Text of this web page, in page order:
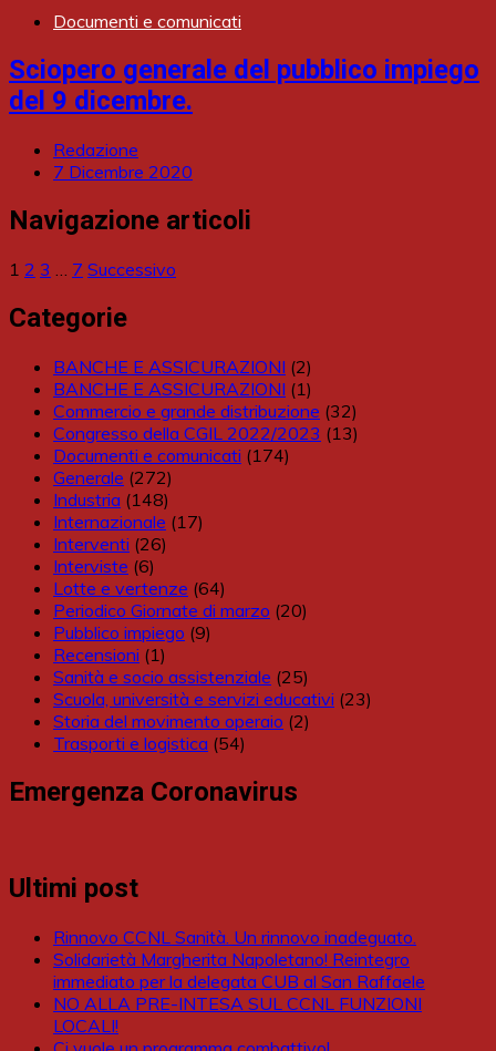
Documenti e comunicati
Sciopero generale del pubblico impiego
del 9 dicembre.
Redazione
7 Dicembre 2020
Navigazione articoli
1 2 3 7 Successivo
Categorie
BANCHE E ASSICURAZIONI (2)
BANCHE E ASSICURAZIONI (1)
Commercio e grande distribuzione (32)
Congresso della CGIL 2022/2023 (13)
Documenti e comunicati (174)
Generale (272)
Industria (148)
Internazionale (17)
Interventi (26)
Interviste (6)
Lotte e vertenze (64)
Periodico Giornate di marzo (20)
Pubblico impiego (9)
Recensioni (1)
Sanità e socio assistenziale (25)
Scuola, università e servizi educativi (23)
Storia del movimento operaio (2)
Trasporti e logistica (54)
Emergenza Coronavirus
Ultimi post
Rinnovo CCNL Sanità. Un rinnovo inadeguato.
Solidarietà Margherita Napoletano! Reintegro
immediato per la delegata CUB al San Raffaele
NO ALLA PRE-INTESA SUL CCNL FUNZIONI
LOCALI!